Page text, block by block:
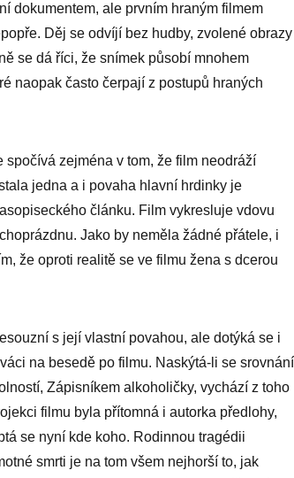
dokumentem, ale prvním hraným filmem
Děj se odvíjí bez hudby, zvolené obrazy
se dá říci, že snímek působí mnohem
naopak často čerpají z postupů hraných
zejména v tom, že film neodráží
jedna a i povaha hlavní hrdinky je
článku. Film vykresluje vdovu
Jako by neměla žádné přátele, i
že oproti realitě se ve filmu žena s dcerou
s její vlastní povahou, ale dotýká se i
na besedě po filmu. Naskýtá-li se srovnání
Zápisníkem alkoholičky, vychází z toho
filmu byla přítomná i autorka předlohy,
se nyní kde koho. Rodinnou tragédii
smrti je na tom všem nejhorší to, jak